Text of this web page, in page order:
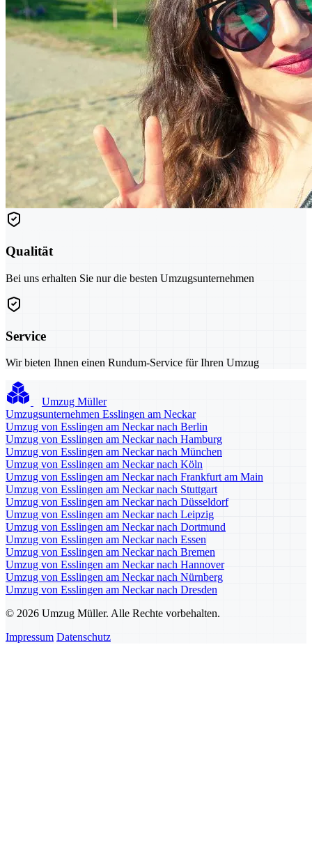
Qualität
Bei uns erhalten Sie nur die besten Umzugsunternehmen
Service
Wir bieten Ihnen einen Rundum-Service für Ihren Umzug
Umzug Müller
Umzugsunternehmen Esslingen am Neckar
Umzug von Esslingen am Neckar nach Berlin
Umzug von Esslingen am Neckar nach Hamburg
Umzug von Esslingen am Neckar nach München
Umzug von Esslingen am Neckar nach Köln
Umzug von Esslingen am Neckar nach Frankfurt am Main
Umzug von Esslingen am Neckar nach Stuttgart
Umzug von Esslingen am Neckar nach Düsseldorf
Umzug von Esslingen am Neckar nach Leipzig
Umzug von Esslingen am Neckar nach Dortmund
Umzug von Esslingen am Neckar nach Essen
Umzug von Esslingen am Neckar nach Bremen
Umzug von Esslingen am Neckar nach Hannover
Umzug von Esslingen am Neckar nach Nürnberg
Umzug von Esslingen am Neckar nach Dresden
© 2026 Umzug Müller. Alle Rechte vorbehalten.
Impressum Datenschutz